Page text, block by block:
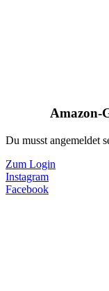
Amazon-
Du musst angemeldet
Zum Login
Instagram
Facebook